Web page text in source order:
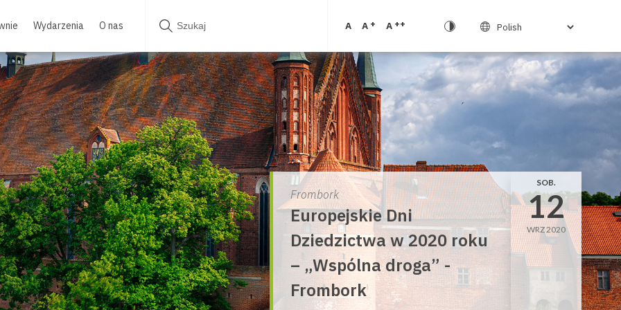
Wydarzenia O nas A A + A ++
Frombork
Europejskie Dni
Dziedzictwa w 2020 roku
– „Wspólna droga” -
Frombork
SOB.
12
WRZ 2020